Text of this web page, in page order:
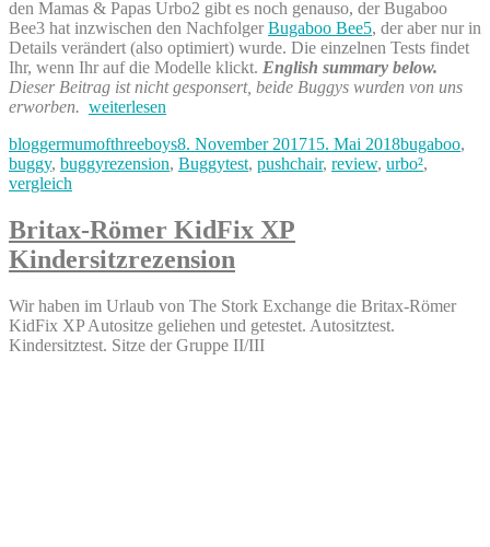
den Mamas & Papas Urbo2 gibt es noch genauso, der Bugaboo
Bee3 hat inzwischen den NachfolgerBugaboo Bee5, der aber nur in
Details verändert (also optimiert) wurde. Die einzelnen Tests findet
Ihr, wenn Ihr auf die Modelle klickt. English summary below.
Dieser Beitrag ist nicht gesponsert, beide Buggys wurden von uns
erworben. „Bugaboo
vs.
Mamas
Urbo2“
weiterlesen
Autor
bloggermumofthreeboysVeröffentlicht
am
8. November 201715. Mai 2018Kategorien
bugaboo,
buggy, buggyrezension, Buggytest, pushchair, review, urbo²,
vergleich
Britax-Römer KidFix XP
Kindersitzrezension
Wir haben im Urlaub von The Stork Exchange die Britax-Römer
KidFix XP Autositze geliehen und getestet. Autositztest.
Kindersitztest. Sitze der Gruppe II/III